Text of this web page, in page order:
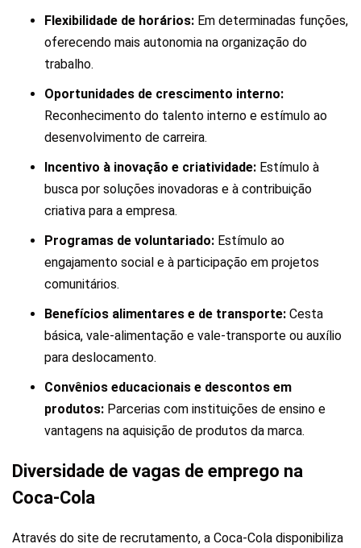
Flexibilidade de horários: Em determinadas funções,
oferecendo mais autonomia na organização do
trabalho.
Oportunidades de crescimento interno:
Reconhecimento do talento interno e estímulo ao
desenvolvimento de carreira.
Incentivo à inovação e criatividade: Estímulo à
busca por soluções inovadoras e à contribuição
criativa para a empresa.
Programas de voluntariado: Estímulo ao
engajamento social e à participação em projetos
comunitários.
Benefícios alimentares e de transporte: Cesta
básica, vale-alimentação e vale-transporte ou auxílio
para deslocamento.
Convênios educacionais e descontos em
produtos: Parcerias com instituições de ensino e
vantagens na aquisição de produtos da marca.
Diversidade de vagas de emprego na
Coca-Cola
Através do site de recrutamento, a Coca-Cola disponibiliza